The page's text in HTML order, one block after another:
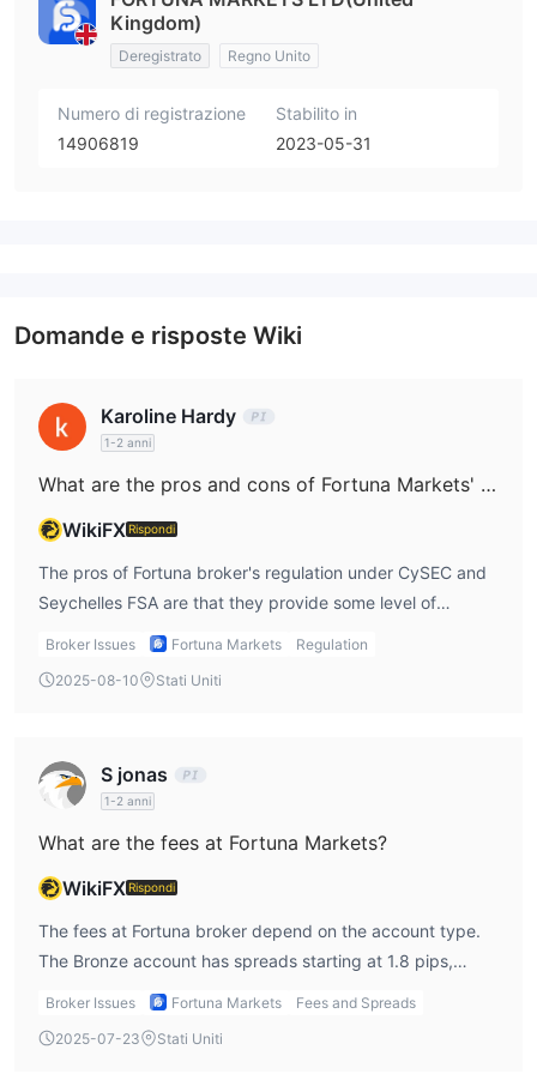
Kingdom)
Deregistrato Regno Unito
Numero di registrazione
14906819
Stabilito in
2023-05-31
Domande e risposte Wiki
Karoline Hardy
1-2 anni
What are the pros and cons of Fortuna Markets' regulation?
WikiFX Rispondi
The pros of Fortuna broker's regulation under CySEC and
Seychelles FSA are that they provide some level of
investor protection. The con, however, is that their
recommend focusing on their CySEC regulation for safety,
Broker Issues Fortuna Markets
Regulation
2025-08-10
Stati Uniti
S jonas
1-2 anni
What are the fees at Fortuna Markets?
WikiFX Rispondi
The fees at Fortuna broker depend on the account type.
The Bronze account has spreads starting at 1.8 pips,
which I feel is a bit high compared to other brokers. The
tighter spreads from 0.5 pips, while the Gold account has
Broker Issues Fortuna Markets
Fees and Spreads
2025-07-23
Stati Uniti